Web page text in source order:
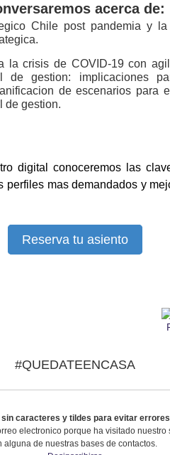
acerca de:
Chile post pandemia y
la crisis de COVID-19 con
de gestion: implicaciones
de escenarios para
de gestion.
digital conoceremos las
perfiles mas demandados y
Reserva tu asiento
#QUEDATEENCASA
caracteres y tildes para evitar
electronico porque ha visitado nuestro
alguna de nuestras bases de contactos.